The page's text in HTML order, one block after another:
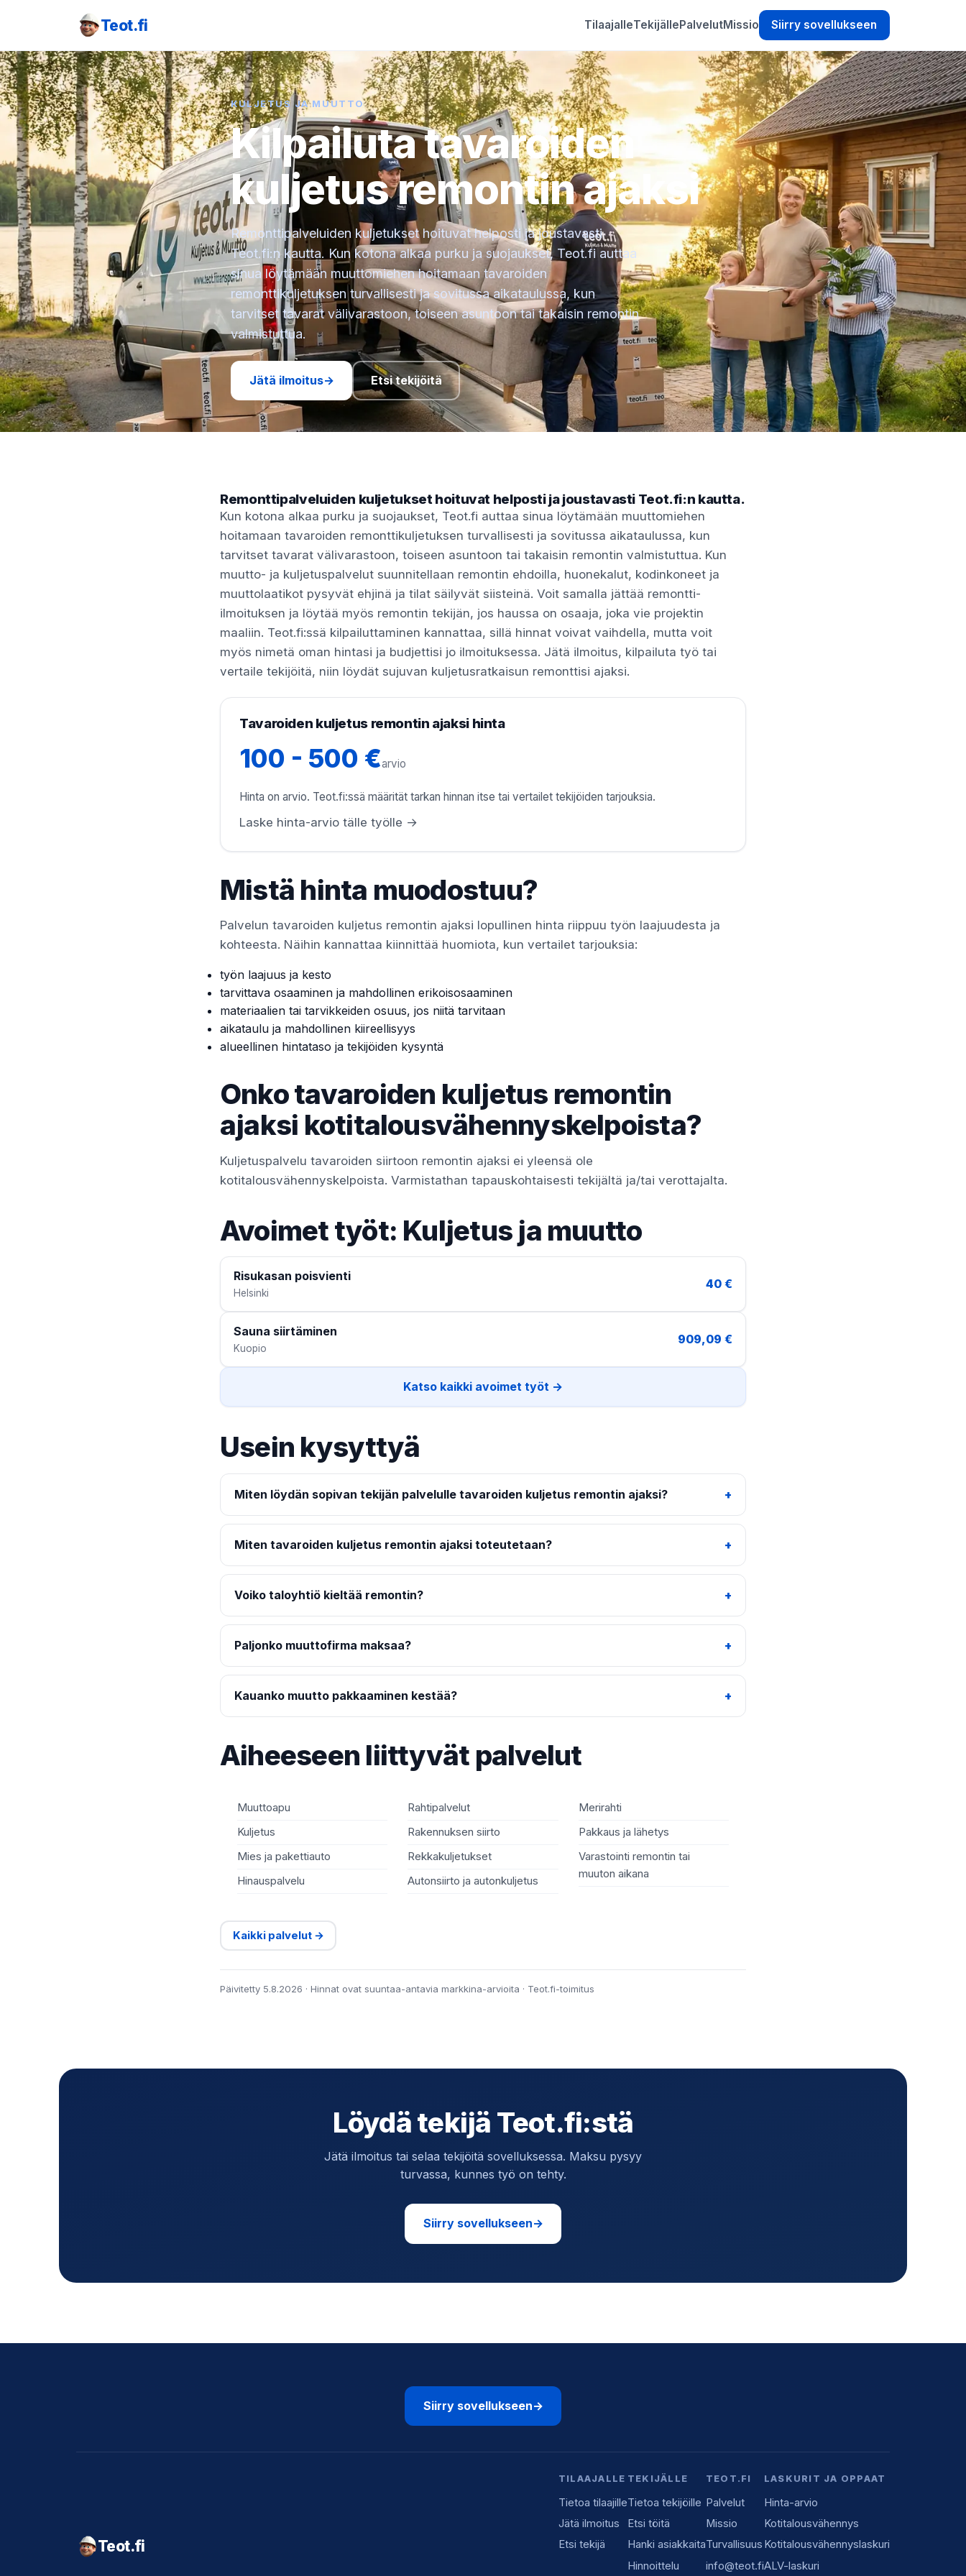
Teot.fi TilaajalleTekijällePalvelutMissio Siirry sovellukseen
KULJETUS JA MUUTTO
Kilpailuta tavaroiden
kuljetus remontin ajaksi
Remonttipalveluiden kuljetukset hoituvat helposti ja joustavasti
Teot.fi:n kautta. Kun kotona alkaa purku ja suojaukset, Teot.fi auttaa
sinua löytämään muuttomiehen hoitamaan tavaroiden
remonttikuljetuksen turvallisesti ja sovitussa aikataulussa, kun
tarvitset tavarat välivarastoon, toiseen asuntoon tai takaisin remontin
valmistuttua.
Jätä ilmoitus→ Etsi tekijöitä
Remonttipalveluiden kuljetukset hoituvat helposti ja joustavasti Teot.fi:n kautta.
Kun kotona alkaa purku ja suojaukset, Teot.fi auttaa sinua löytämään muuttomiehen
hoitamaan tavaroiden remonttikuljetuksen turvallisesti ja sovitussa aikataulussa, kun
tarvitset tavarat välivarastoon, toiseen asuntoon tai takaisin remontin valmistuttua. Kun
muutto- ja kuljetuspalvelut suunnitellaan remontin ehdoilla, huonekalut, kodinkoneet ja
muuttolaatikot pysyvät ehjinä ja tilat säilyvät siisteinä. Voit samalla jättää remontti-
ilmoituksen ja löytää myös remontin tekijän, jos haussa on osaaja, joka vie projektin
maaliin. Teot.fi:ssä kilpailuttaminen kannattaa, sillä hinnat voivat vaihdella, mutta voit
myös nimetä oman hintasi ja budjettisi jo ilmoituksessa. Jätä ilmoitus, kilpailuta työ tai
vertaile tekijöitä, niin löydät sujuvan kuljetusratkaisun remonttisi ajaksi.
Tavaroiden kuljetus remontin ajaksi hinta
100 - 500 €arvio
Hinta on arvio. Teot.fi:ssä määrität tarkan hinnan itse tai vertailet tekijöiden tarjouksia.
Laske hinta-arvio tälle työlle →
Mistä hinta muodostuu?
Palvelun tavaroiden kuljetus remontin ajaksi lopullinen hinta riippuu työn laajuudesta ja
kohteesta. Näihin kannattaa kiinnittää huomiota, kun vertailet tarjouksia:
työn laajuus ja kesto
tarvittava osaaminen ja mahdollinen erikoisosaaminen
materiaalien tai tarvikkeiden osuus, jos niitä tarvitaan
aikataulu ja mahdollinen kiireellisyys
alueellinen hintataso ja tekijöiden kysyntä
Onko tavaroiden kuljetus remontin
ajaksi kotitalousvähennyskelpoista?
Kuljetuspalvelu tavaroiden siirtoon remontin ajaksi ei yleensä ole
kotitalousvähennyskelpoista. Varmistathan tapauskohtaisesti tekijältä ja/tai verottajalta.
Avoimet työt: Kuljetus ja muutto
Risukasan poisvienti
Helsinki
40 €
Sauna siirtäminen
Kuopio
909,09 €
Katso kaikki avoimet työt →
Usein kysyttyä
Miten löydän sopivan tekijän palvelulle tavaroiden kuljetus remontin ajaksi?
Miten tavaroiden kuljetus remontin ajaksi toteutetaan?
Voiko taloyhtiö kieltää remontin?
Paljonko muuttofirma maksaa?
Kauanko muutto pakkaaminen kestää?
Aiheeseen liittyvät palvelut
Muuttoapu
Kuljetus
Mies ja pakettiauto
Hinauspalvelu
Rahtipalvelut
Rakennuksen siirto
Rekkakuljetukset
Autonsiirto ja autonkuljetus
Merirahti
Pakkaus ja lähetys
Varastointi remontin tai
muuton aikana
Kaikki palvelut →
Päivitetty 5.8.2026 · Hinnat ovat suuntaa-antavia markkina-arvioita · Teot.fi-toimitus
Löydä tekijä Teot.fi:stä
Jätä ilmoitus tai selaa tekijöitä sovelluksessa. Maksu pysyy
turvassa, kunnes työ on tehty.
Siirry sovellukseen→
Siirry sovellukseen→
Teot.fi
TILAAJALLE
Tietoa tilaajille
Jätä ilmoitus
Etsi tekijä
TEKIJÄLLE
Tietoa tekijöille
Etsi töitä
Hanki asiakkaita
Hinnoittelu
TEOT.FI
Palvelut
Missio
Turvallisuus
info@teot.fi
LASKURIT JA OPPAAT
Hinta-arvio
Kotitalousvähennys
Kotitalousvähennyslaskuri
ALV-laskuri